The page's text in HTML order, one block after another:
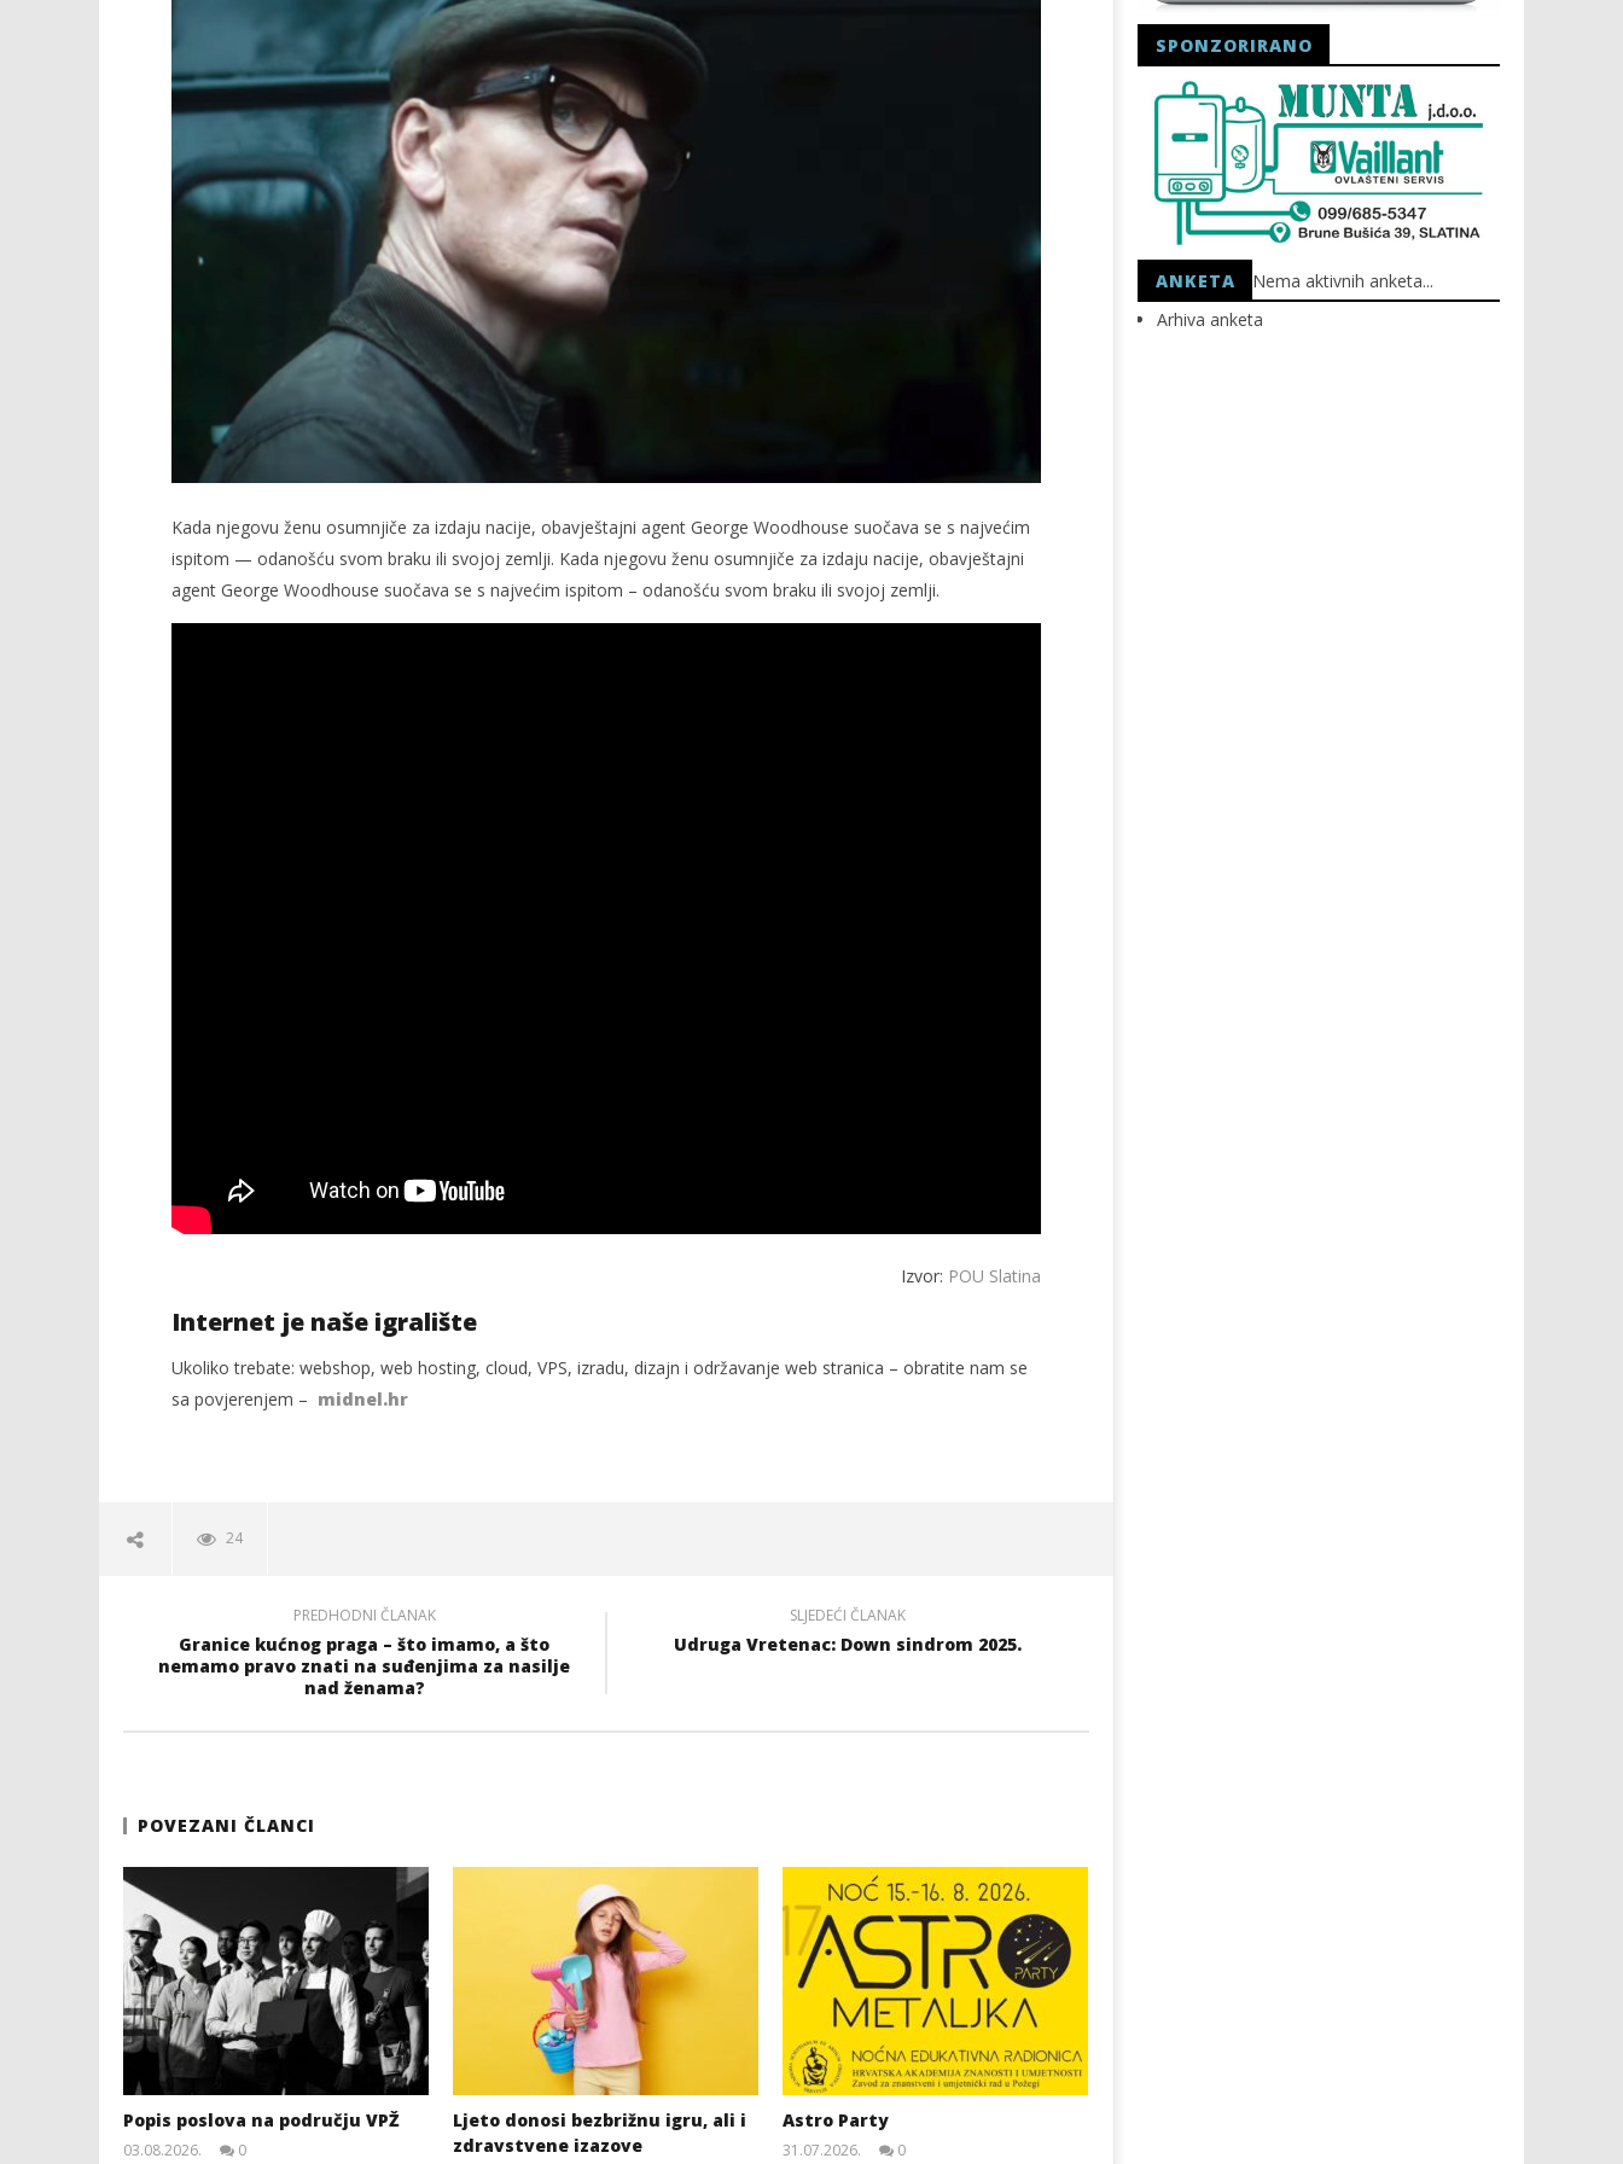
TRENUTNO OTVORENO
Projekcija filma: Black Bag
slatina.net
Popis poslova na području VPŽ
12.03.2025.
slatina.net
HEP: Bez struje
12.03.2025.
Kada njegovu ženu osumnjiče za izdaju nacije, obavještajni agent George Woodhouse suočava se s najvećim
ispitom — odanošću svom braku ili svojoj zemlji. Kada njegovu ženu osumnjiče za izdaju nacije, obavještajni
agent George Woodhouse suočava se s najvećim ispitom – odanošću svom braku ili svojoj zemlji.
Izvor: POU Slatina
Internet je naše igralište
Ukoliko trebate: webshop, web hosting, cloud, VPS, izradu, dizajn i održavanje web stranica – obratite nam se
sa povjerenjem – midnel.hr
24
PREDHODNI ČLANAK
Granice kućnog praga – što imamo, a što
nemamo pravo znati na suđenjima za nasilje
nad ženama?
SLJEDEĆI ČLANAK
Udruga Vretenac: Down sindrom 2025.
POVEZANI ČLANCI
Popis poslova na području VPŽ
03.08.2026.
0
Ljeto donosi bezbrižnu igru, ali i
zdravstvene izazove
Astro Party
31.07.2026.
0
SPONZORIRANO
ANKETA
Nema aktivnih anketa...
Arhiva anketa